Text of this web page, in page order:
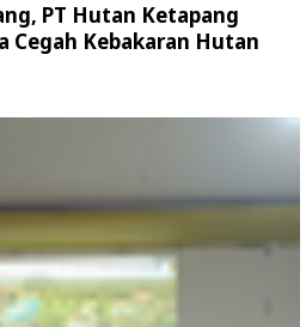
PT Hutan Ketapang
Cegah Kebakaran Hutan